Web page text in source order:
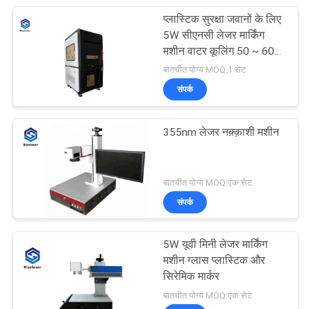
प्लास्टिक सुरक्षा जवानों के लिए
5W सीएनसी लेजर मार्किंग
मशीन वाटर कूलिंग 50 ~ 60
हर्ट्ज
बातचीत योग्य MOQ:1 सेट
संपर्क
355nm लेजर नक़्क़ाशी मशीन
बातचीत योग्य MOQ:एक सेट
संपर्क
5W यूवी मिनी लेजर मार्किंग
मशीन ग्लास प्लास्टिक और
सिरेमिक मार्कर
बातचीत योग्य MOQ:एक सेट